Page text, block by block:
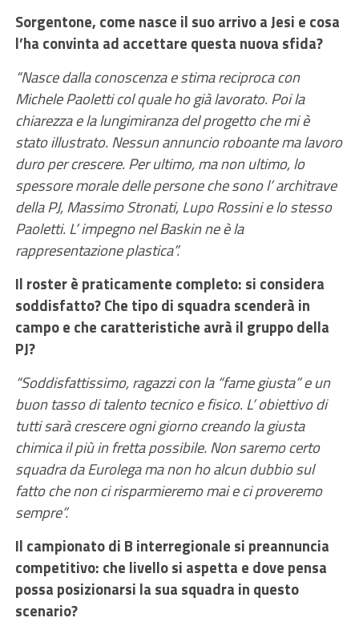
Sorgentone, come nasce il suo arrivo a Jesi e cosa
l’ha convinta ad accettare questa nuova sfida?
“Nasce dalla conoscenza e stima reciproca con
Michele Paoletti col quale ho già lavorato. Poi la
chiarezza e la lungimiranza del progetto che mi è
stato illustrato. Nessun annuncio roboante ma lavoro
duro per crescere. Per ultimo, ma non ultimo, lo
spessore morale delle persone che sono l’ architrave
della PJ, Massimo Stronati, Lupo Rossini e lo stesso
Paoletti. L’ impegno nel Baskin ne è la
rappresentazione plastica”.
Il roster è praticamente completo: si considera
soddisfatto? Che tipo di squadra scenderà in
campo e che caratteristiche avrà il gruppo della
PJ?
“Soddisfattissimo, ragazzi con la “fame giusta” e un
buon tasso di talento tecnico e fisico. L’ obiettivo di
tutti sarà crescere ogni giorno creando la giusta
chimica il più in fretta possibile. Non saremo certo
squadra da Eurolega ma non ho alcun dubbio sul
fatto che non ci risparmieremo mai e ci proveremo
sempre”.
Il campionato di B interregionale si preannuncia
competitivo: che livello si aspetta e dove pensa
possa posizionarsi la sua squadra in questo
scenario?